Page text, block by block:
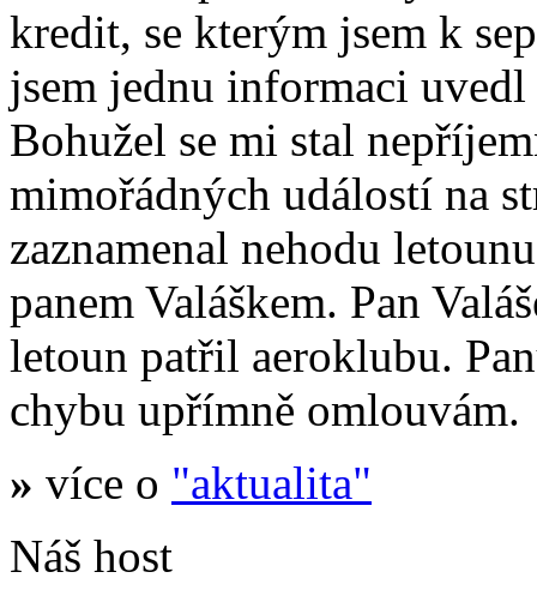
kredit, se kterým jsem k
jsem jednu informaci uvedl
Bohužel se mi stal
mimořádných událostí na
zaznamenal nehodu
panem Valáškem. Pan
letoun patřil aeroklubu.
chybu upřímně omlouvám.
» více o "aktualita"
Náš host